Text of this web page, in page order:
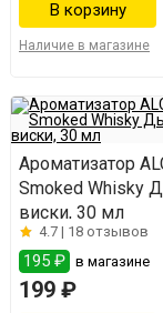
Наличие в магазине
Ароматизатор
Smoked Whisky
виски, 30 мл
4.7 | 18 отзывов
195 ₽ в магазине
199 ₽